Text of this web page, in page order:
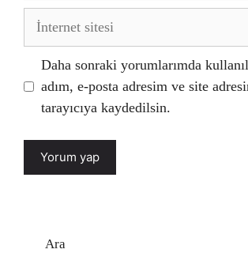
İnternet
Daha sonraki yorumlarımda
adım, e-posta adresim ve site
tarayıcıya kaydedilsin.
Ara